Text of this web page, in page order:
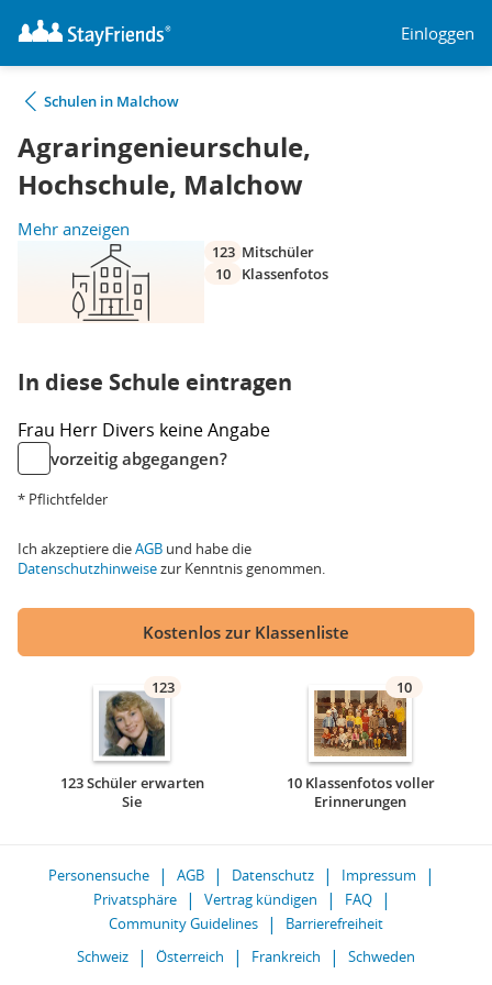
Einloggen
Schulen in Malchow
Agraringenieurschule,
Hochschule, Malchow
Mehr anzeigen
123 Mitschüler
10
Klassenfotos
In diese Schule eintragen
Frau Herr Divers keine Angabe
vorzeitig abgegangen?
* Pflichtfelder
Ich akzeptiere dieAGB und habe die
Datenschutzhinweisezur Kenntnis genommen.
Kostenlos zur Klassenliste
123
123 Schüler erwarten
Sie
10
10 Klassenfotos voller
Erinnerungen
Personensuche AGB Datenschutz
Impressum
Privatsphäre
Vertrag kündigen
FAQ
Community Guidelines
Barrierefreiheit
Schweiz
Österreich Frankreich Schweden